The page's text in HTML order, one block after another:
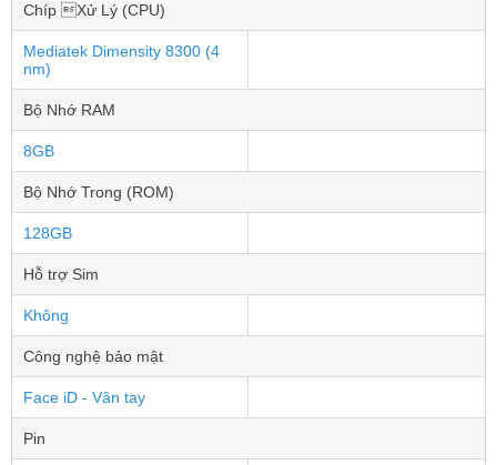
Chíp Xử Lý (CPU)
Mediatek Dimensity 8300 (4
nm)
Bộ Nhớ RAM
8GB
Bộ Nhớ Trong (ROM)
128GB
Hỗ trợ Sim
Không
Công nghệ bảo mật
Face iD - Vân tay
Pin